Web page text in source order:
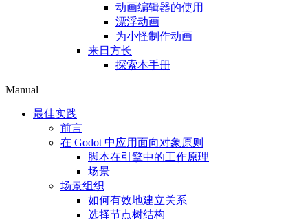
动画编辑器的使用
漂浮动画
为小怪制作动画
来日方长
探索本手册
Manual
最佳实践
前言
在 Godot 中应用面向对象原则
脚本在引擎中的工作原理
场景
场景组织
如何有效地建立关系
选择节点树结构